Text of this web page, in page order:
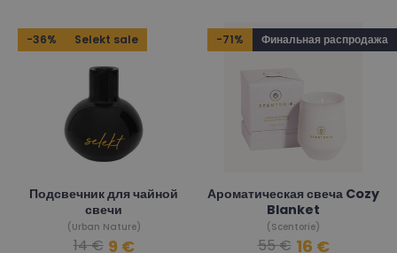
-36% Selekt sale
Подсвечник для чайной
свечи
(Urban Nature)
14 € 9 €
-71% Финальная распродажа
Ароматическая свеча Cozy
Blanket
(Scentorie)
55 € 16 €